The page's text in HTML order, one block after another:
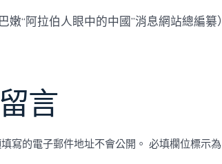
嫩“阿拉伯人眼中的中國”消息網站總編纂）
言
寫的電子郵件地址不會公開。 必填欄位標示為